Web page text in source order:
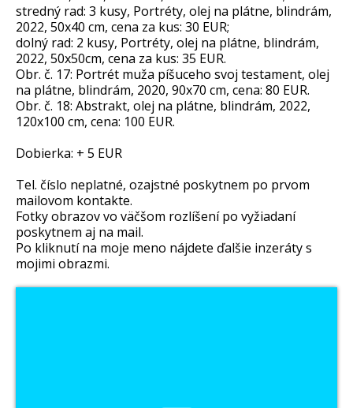
stredný rad: 3 kusy, Portréty, olej na plátne, blindrám,
2022, 50x40 cm, cena za kus: 30 EUR;
dolný rad: 2 kusy, Portréty, olej na plátne, blindrám,
2022, 50x50cm, cena za kus: 35 EUR.
Obr. č. 17: Portrét muža píšuceho svoj testament, olej
na plátne, blindrám, 2020, 90x70 cm, cena: 80 EUR.
Obr. č. 18: Abstrakt, olej na plátne, blindrám, 2022,
120x100 cm, cena: 100 EUR.
Dobierka: + 5 EUR
Tel. číslo neplatné, ozajstné poskytnem po prvom
mailovom kontakte.
Fotky obrazov vo väčšom rozlíšení po vyžiadaní
poskytnem aj na mail.
Po kliknutí na moje meno nájdete ďalšie inzeráty s
mojimi obrazmi.